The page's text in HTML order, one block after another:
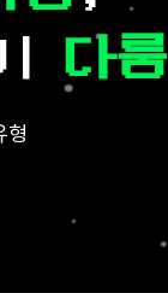
다룸
형